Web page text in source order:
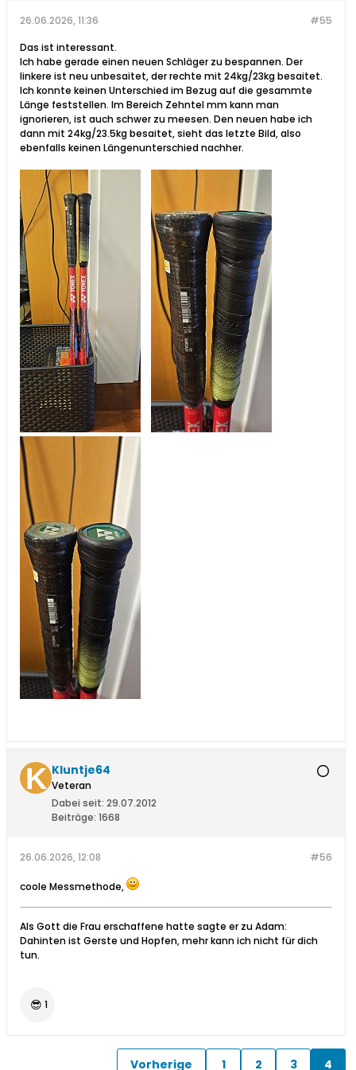
#55
26.06.2026, 11:36
Das ist interessant.
Ich habe gerade einen neuen Schläger zu bespannen. Der
linkere ist neu unbesaitet, der rechte mit 24kg/23kg besaitet.
Ich konnte keinen Unterschied im Bezug auf die gesammte
Länge feststellen. Im Bereich Zehntel mm kann man
ignorieren, ist auch schwer zu meesen. Den neuen habe ich
dann mit 24kg/23.5kg besaitet, sieht das letzte Bild, also
ebenfalls keinen Längenunterschied nachher.
Kluntje64
Veteran
Dabei seit: 29.07.2012
Beiträge: 1668
#56
26.06.2026, 12:08
coole Messmethode,
Als Gott die Frau erschaffene hatte sagte er zu Adam:
Dahinten ist Gerste und Hopfen, mehr kann ich nicht für dich
tun.
😎 1
Vorherige 1 2 3 4